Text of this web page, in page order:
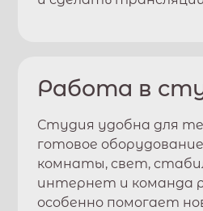
Работа в
Студия удобна для
готовое
комнаты, свет,
интернет и команда
особенно помогает